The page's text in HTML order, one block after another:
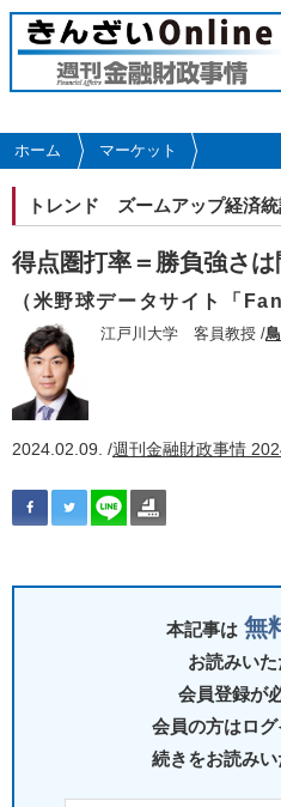
イ
ホーム マーケット
トレンド ズームアップ経済
得点圏打率＝勝負強さは
（米野球データサイト「
江戸川大学 客員教授 /
2024.02.09. /週刊金融財政事情
本記事は 無
お読みい
会員登録が
会員の方はログ
続きをお読みい